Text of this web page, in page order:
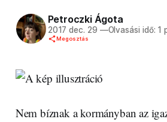
Petroczki Ágota
2017 dec. 29 —Olvasási idő: 1
Megosztás
Nem bíznak a kormányban az